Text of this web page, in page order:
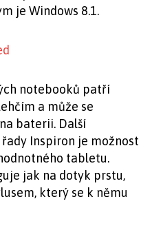
je Windows 8.1.
notebooků patří
a může se
baterii. Další
Inspiron je možnost
tabletu.
jak na dotyk prstu,
který se k němu